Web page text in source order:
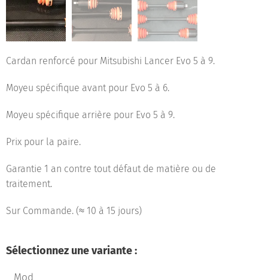
Cardan renforcé pour Mitsubishi Lancer Evo 5 à 9.
Moyeu spécifique avant pour Evo 5 à 6.
Moyeu spécifique arrière pour Evo 5 à 9.
Prix pour la paire.
Garantie 1 an contre tout défaut de matière ou de
traitement.
Sur Commande. (≈ 10 à 15 jours)
Sélectionnez une variante :
Mod